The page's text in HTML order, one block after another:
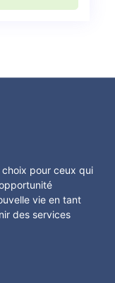
pour ceux qui
vie en tant
des services